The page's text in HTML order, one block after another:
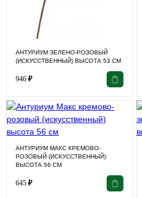
АНТУРИУМ ЗЕЛЕНО-РОЗОВЫЙ
(ИСКУССТВЕННЫЙ) ВЫСОТА 53 СМ
946 ₽
АНТУРИУМ МАКС КРЕМОВО-
РОЗОВЫЙ (ИСКУССТВЕННЫЙ)
ВЫСОТА 56 СМ
645 ₽